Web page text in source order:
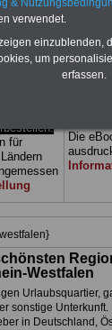
in Bund
und
für
können
Beamte
Landes
öff.
Die
Westfalen
Urlaubsquartier,
sonstige Unterkunft.
in Deutschland,
&
verwendet.
um
erfassen.